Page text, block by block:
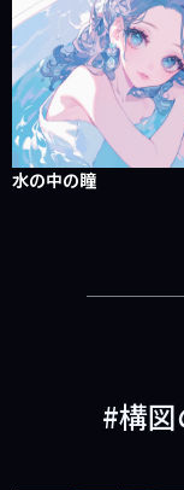
水の中の瞳
構